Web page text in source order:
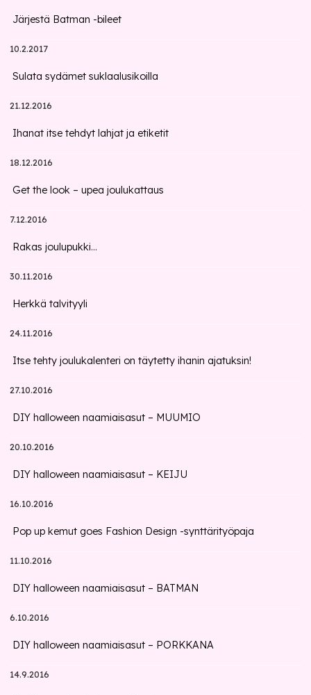
Järjestä Batman -bileet
10.2.2017
Sulata sydämet suklaalusikoilla
21.12.2016
Ihanat itse tehdyt lahjat ja etiketit
18.12.2016
Get the look – upea joulukattaus
7.12.2016
Rakas joulupukki...
30.11.2016
Herkkä talvityyli
24.11.2016
Itse tehty joulukalenteri on täytetty ihanin ajatuksin!
27.10.2016
DIY halloween naamiaisasut – MUUMIO
20.10.2016
DIY halloween naamiaisasut – KEIJU
16.10.2016
Pop up kemut goes Fashion Design -synttärityöpaja
11.10.2016
DIY halloween naamiaisasut – BATMAN
6.10.2016
DIY halloween naamiaisasut – PORKKANA
14.9.2016